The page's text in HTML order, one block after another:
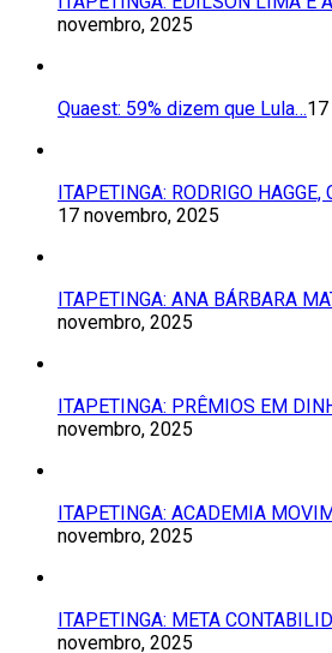
novembro, 2025
Quaest: 59% dizem que Lula…
ITAPETINGA: RODRIGO
17 novembro, 2025
ITAPETINGA: ANA BÁRBARA
novembro, 2025
ITAPETINGA: PRÊMIOS EM
novembro, 2025
ITAPETINGA: ACADEMIA
novembro, 2025
ITAPETINGA: META
novembro, 2025